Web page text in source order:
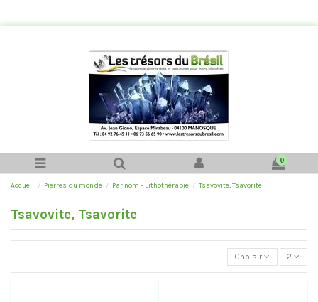
0
Accueil Pierres du monde Par nom - Lithothérapie Tsavovite, Tsavorite
Tsavovite, Tsavorite
Choisir 2